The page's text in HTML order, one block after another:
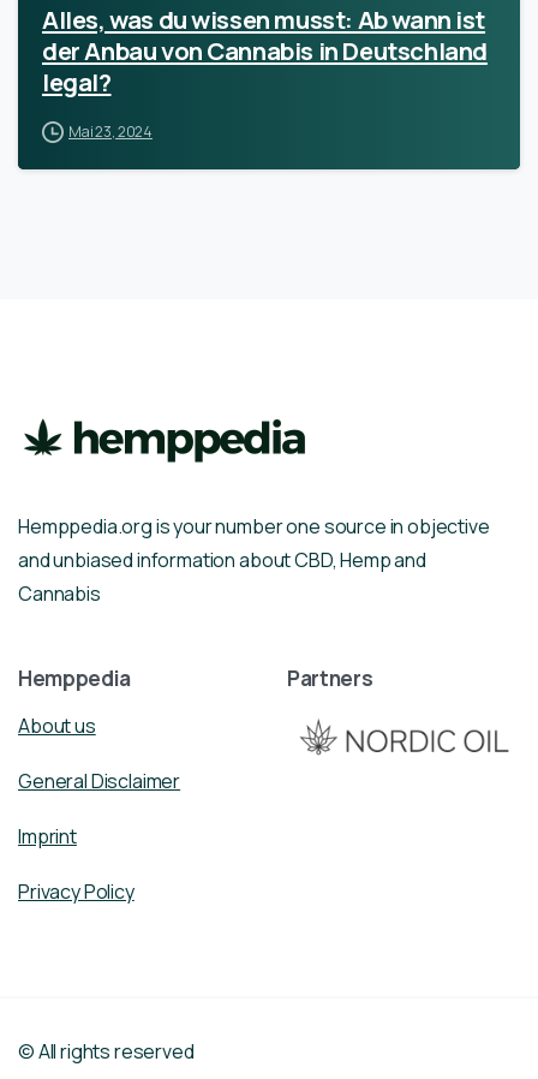
Alles, was du wissen musst: Ab wann ist
der Anbau von Cannabis in Deutschland
legal?
Mai 23, 2024
Hemppedia.org is your number one source in objective
and unbiased information about CBD, Hemp and
Cannabis
Hemppedia
About us
General Disclaimer
Imprint
Privacy Policy
Partners
© All rights reserved